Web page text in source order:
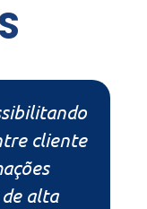
serviços
é
acesso e